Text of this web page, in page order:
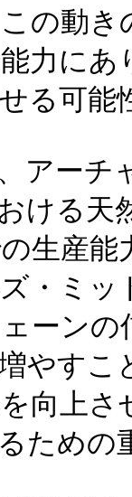
の動き
力に
る可能
アーチ
ける
生産
・ミ
ーン
やす
向上
ための